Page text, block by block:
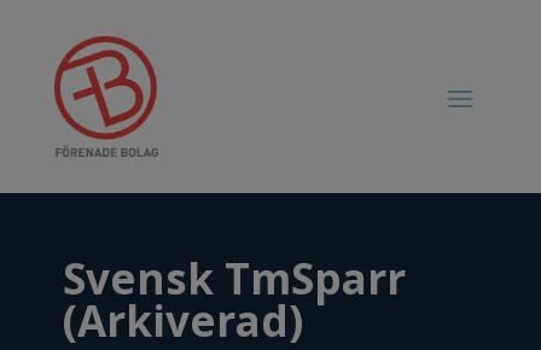
Svensk TmSparr
(Arkiverad)